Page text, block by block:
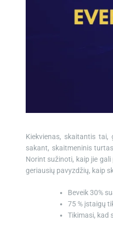
Kiekvienas, skaitantis tai,
sakant, skaitmeninis
Norint sužinoti, kaip jie
geriausių pavyzdžių, kaip
Beveik 30%
75 % įstaigų
Tikimasi, kad